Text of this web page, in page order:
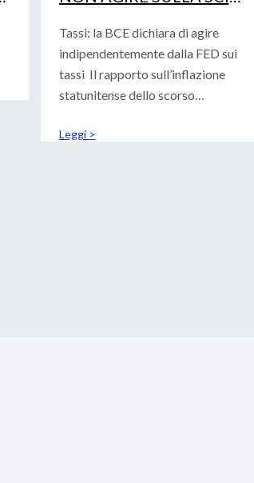
Tassi: la BCE dichiara di agire
indipendentemente dalla FED sui
tassi Il rapporto sull’inflazione
statunitense dello scorso
Leggi >